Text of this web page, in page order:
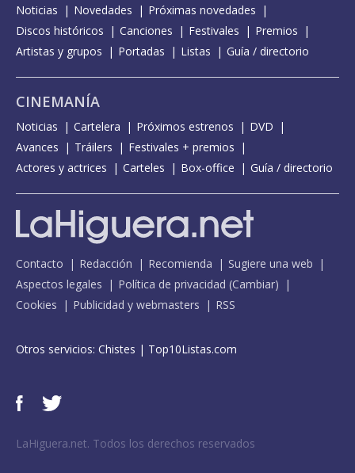
Noticias Novedades
Próximas novedades
Discos históricos
Canciones Festivales
Premios
Artistas y grupos
Portadas Listas Guía / directorio
CINEMANÍA
Noticias Cartelera Próximos estrenos
DVD
Avances
Tráilers
Festivales + premios
Actores y actrices
Carteles Box-office Guía / directorio
Contacto Redacción Recomienda
Sugiere una web
Aspectos legales
Política de privacidad (Cambiar)
Cookies
Publicidad y webmasters RSS
Otros servicios: Chistes | Top10Listas.com
LaHiguera.net. Todos los derechos reservados